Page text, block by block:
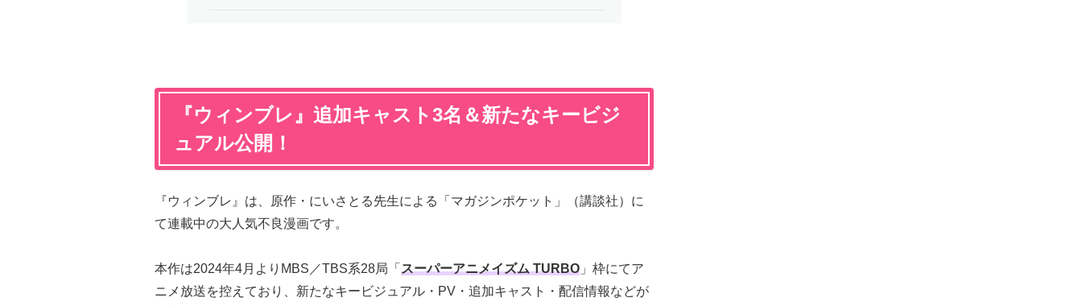
『ウィンブレ』追加キャスト3名＆新たなキービジ
ュアル公開！
『ウィンブレ』は、原作・にいさとる先生による「マガジンポケット」（講談社）に
て連載中の⼤⼈気不良漫画です。
本作は2024年4⽉よりMBS／TBS系28局「 スーパーアニメイズム TURBO 」枠にてア
ニメ放送を控えており、新たなキービジュアル・PV・追加キャスト・配信情報などが